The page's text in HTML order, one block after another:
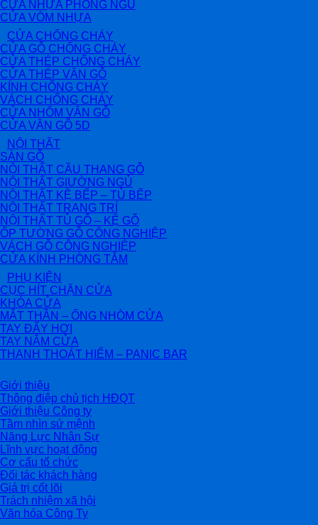
CỬA NHỰA PHÒNG NGỦ
CỬA VÒM NHỰA
CỬA CHỐNG CHÁY
CỬA GỖ CHỐNG CHÁY
CỬA THÉP CHỐNG CHÁY
CỬA THÉP VÂN GỖ
KÍNH CHỐNG CHÁY
VÁCH CHỐNG CHÁY
CỬA NHÔM VÂN GỖ
CỬA VÂN GỖ 5D
NỘI THẤT
SÀN GỖ
NỘI THẤT CẦU THANG GỖ
NỘI THẤT GIƯỜNG NGỦ
NỘI THẤT KỆ BẾP – TỦ BẾP
NỘI THẤT TRANG TRÍ
NỘI THẤT TỦ GỖ – KỆ GỖ
ỐP TƯỜNG GỖ CÔNG NGHIỆP
VÁCH GỖ CÔNG NGHIỆP
CỬA KÍNH PHÒNG TẮM
PHỤ KIỆN
CỤC HÍT CHẶN CỬA
KHÓA CỬA
MẮT THẦN – ỐNG NHÒM CỬA
TAY ĐẨY HƠI
TAY NẮM CỬA
THANH THOÁT HIỂM – PANIC BAR
Giới thiệu
Thông điệp chủ tịch HĐQT
Giới thiệu Công ty
Tầm nhìn sứ mệnh
Năng Lực Nhân Sự
Lĩnh vực hoạt động
Cơ cấu tổ chức
Đối tác khách hàng
Giá trị cốt lõi
Trách nhiệm xã hội
Văn hóa Công Ty